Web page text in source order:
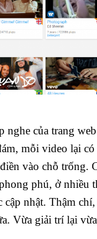
nghe của trang
mỗi video lại có
vào chỗ trống.
phú, ở nhiều
nhật. Thậm
Vừa giải trí lại